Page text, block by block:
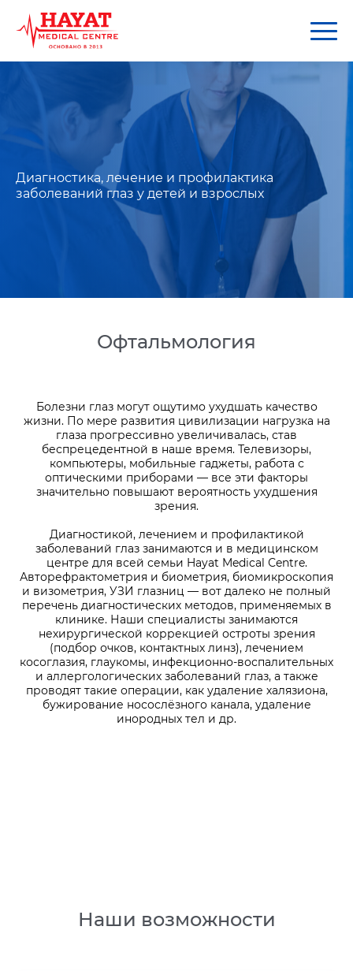
Диагностика, лечение и профилактика
заболеваний глаз у детей и взрослых
Офтальмология
Болезни глаз могут ощутимо ухудшать качество
жизни. По мере развития цивилизации нагрузка на
глаза прогрессивно увеличивалась, став
беспрецедентной в наше время. Телевизоры,
компьютеры, мобильные гаджеты, работа с
оптическими приборами — все эти факторы
значительно повышают вероятность ухудшения
зрения.
Диагностикой, лечением и профилактикой
заболеваний глаз занимаются и в медицинском
центре для всей семьи Hayat Medical Сentre.
Авторефрактометрия и биометрия, биомикроскопия
и визометрия, УЗИ глазниц — вот далеко не полный
перечень диагностических методов, применяемых в
клинике. Наши специалисты занимаются
нехирургической коррекцией остроты зрения
(подбор очков, контактных линз), лечением
косоглазия, глаукомы, инфекционно-воспалительных
и аллергологических заболеваний глаз, а также
проводят такие операции, как удаление халязиона,
бужирование носослёзного канала, удаление
инородных тел и др.
Наши возможности